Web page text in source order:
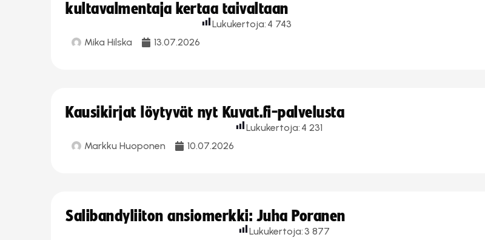
kultavalmentaja kertaa taivaltaan
Mika Hilska 13.07.2026
Lukukertoja: 4 743
Kausikirjat löytyvät nyt Kuvat.fi-palvelusta
Markku Huoponen 10.07.2026
Lukukertoja: 4 231
Salibandyliiton ansiomerkki: Juha Poranen
Lukukertoja: 3 877